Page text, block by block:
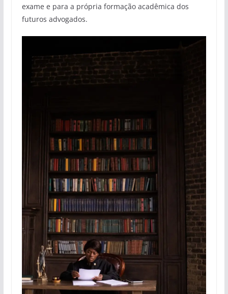
exame e para a própria formação acadêmica dos
futuros advogados.